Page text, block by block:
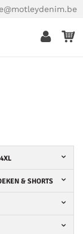
& SHORTS